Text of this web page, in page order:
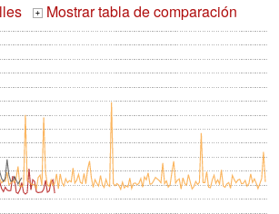
+ Mostrar tabla de comparación